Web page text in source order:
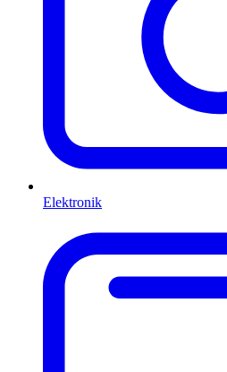
Elektronik